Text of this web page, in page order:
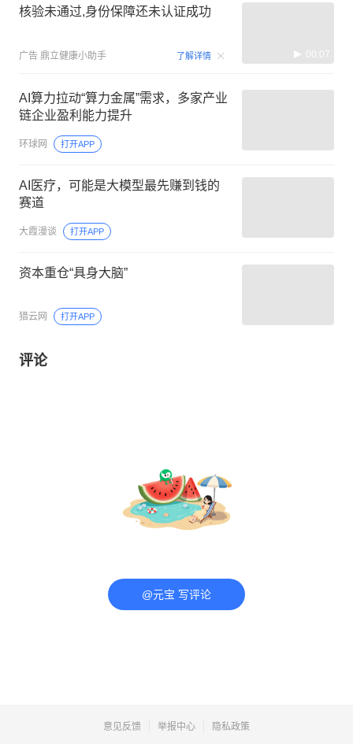
核验未通过,身份保障还未认证成功
广告 鼎立健康小助手 了解详情 00:07
AI算力拉动“算力金属”需求，多家产业
链企业盈利能力提升
环球网 打开APP
AI医疗，可能是大模型最先赚到钱的
赛道
大霞漫谈 打开APP
资本重仓“具身大脑”
猎云网 打开APP
评论
@元宝 写评论
意见反馈 举报中心 隐私政策